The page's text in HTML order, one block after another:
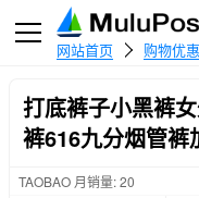
网站首页 购物优
打底裤子小黑裤
裤616九分烟管裤
TAOBAO 月销量: 20